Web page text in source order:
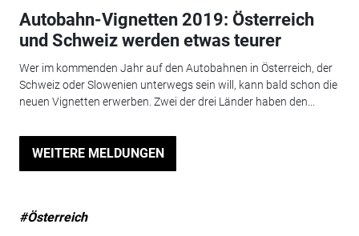
Autobahn-Vignetten 2019: Österreich
und Schweiz werden etwas teurer
Wer im kommenden Jahr auf den Autobahnen in Österreich, der
Schweiz oder Slowenien unterwegs sein will, kann bald schon die
neuen Vignetten erwerben. Zwei der drei Länder haben den...
WEITERE MELDUNGEN
#Österreich